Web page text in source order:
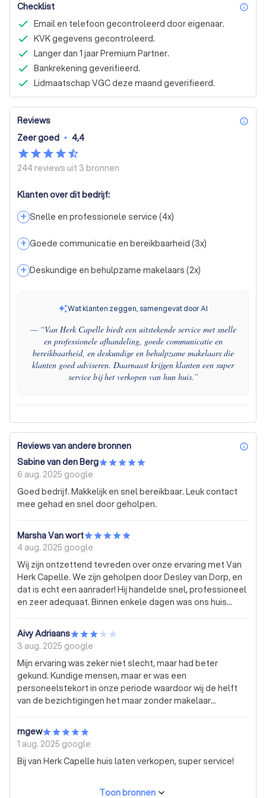
Checklist
Email en telefoon gecontroleerd door eigenaar.
KVK gegevens gecontroleerd.
Langer dan 1 jaar Premium Partner.
Bankrekening geverifieerd.
Lidmaatschap VGC deze maand geverifieerd.
Reviews
Zeer goed • 4,4
244 reviews uit 3 bronnen
Klanten over dit bedrijf:
+ Snelle en professionele service (4x)
+ Goede communicatie en bereikbaarheid (3x)
+ Deskundige en behulpzame makelaars (2x)
Wat klanten zeggen, samengevat door AI
— “Van Herk Capelle biedt een uitstekende service met snelle
en professionele afhandeling, goede communicatie en
bereikbaarheid, en deskundige en behulpzame makelaars die
klanten goed adviseren. Daarnaast krijgen klanten een super
service bij het verkopen van hun huis.”
Reviews van andere bronnen
Sabine van den Berg
6 aug. 2025 google
Goed bedrijf. Makkelijk en snel bereikbaar. Leuk contact
mee gehad en snel door geholpen.
Marsha Van wort
4 aug. 2025 google
Wij zijn ontzettend tevreden over onze ervaring met Van
Herk Capelle. We zijn geholpen door Desley van Dorp, en
dat is echt een aanrader! Hij handelde snel, professioneel
en zeer adequaat. Binnen enkele dagen was ons huis
duidelijk, dacht met ons mee en hield alles goed in de
gaten. Een fijne en betrouwbare makelaar om mee samen
te werken!
Aivy Adriaans
3 aug. 2025 google
Mijn ervaring was zeker niet slecht, maar had beter
gekund. Kundige mensen, maar er was een
personeelstekort in onze periode waardoor wij de helft
van de bezichtigingen het maar zonder makelaar
weloverwogen. De meerwaarde zat voor ons in het
portaal, waardoor je snel kon reageren op huizen, maar
hiervoor betaal je de aankoop makelaar niet. Ik had
maar dit is uiteindelijk iets wat ik had moeten
rngew
1 aug. 2025 google
Bij van Herk Capelle huis laten verkopen, super service!
Toon bronnen